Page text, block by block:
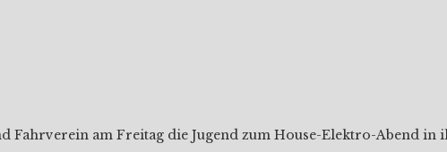
Fahrverein am Freitag die Jugend zum House-Elektro-Abend in